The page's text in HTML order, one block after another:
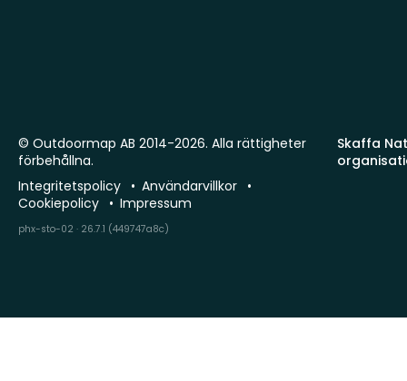
Skaffa
© Outdoormap AB 2014-2026. Alla rättigheter
förbehållna.
Integritetspolicy
Användarvillkor
Cookiepolicy
Impressum
phx-sto-02 · 26.7.1 (449747a8c)